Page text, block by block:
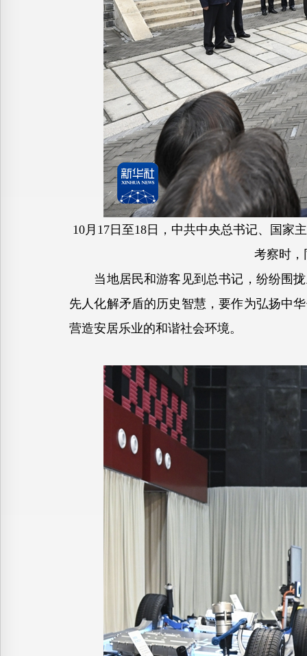
10月17日至18日，中共中央总书记、国家
考察时，
当地居民和游客见到总书记，纷纷围拢
先人化解矛盾的历史智慧，要作为弘扬中
营造安居乐业的和谐社会环境。